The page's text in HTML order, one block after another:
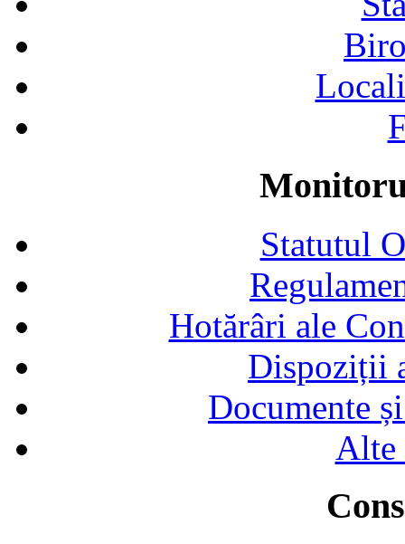
Statutul
Hotărâri ale
Dispoziții
Documente
Alte